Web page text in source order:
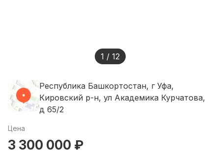
1 / 12
Республика Башкортостан, г Уфа,
Кировский р-н, ул Академика Курчатова,
д 65/2
Цена
3 300 000 ₽